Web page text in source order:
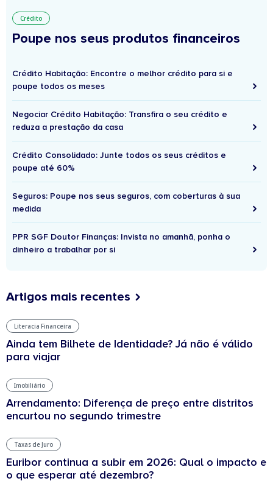
Crédito
Poupe nos seus produtos financeiros
Crédito Habitação: Encontre o melhor crédito para si e
poupe todos os meses
Negociar Crédito Habitação: Transfira o seu crédito e
reduza a prestação da casa
Crédito Consolidado: Junte todos os seus créditos e
poupe até 60%
Seguros: Poupe nos seus seguros, com coberturas à sua
medida
PPR SGF Doutor Finanças: Invista no amanhã, ponha o
dinheiro a trabalhar por si
Artigos mais recentes
Literacia Financeira
Ainda tem Bilhete de Identidade? Já não é válido
para viajar
Imobiliário
Arrendamento: Diferença de preço entre distritos
encurtou no segundo trimestre
Taxas de Juro
Euribor continua a subir em 2026: Qual o impacto e
o que esperar até dezembro?